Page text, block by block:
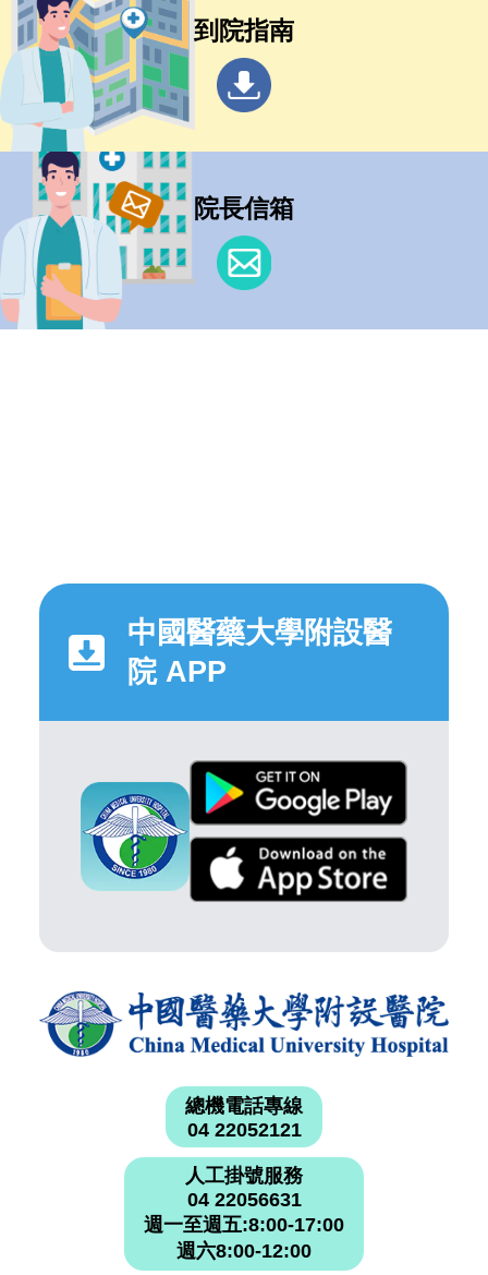
到院指南
院長信箱
中國醫藥大學附設醫
院 APP
總機電話專線
04 22052121
人工掛號服務
04 22056631
週一至週五:8:00-17:00
週六8:00-12:00